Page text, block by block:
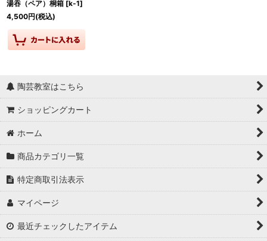
湯吞（ペア）桐箱 [k-1]
4,500円(税込)
陶芸教室はこちら
ショッピングカート
ホーム
商品カテゴリ一覧
特定商取引法表示
マイページ
最近チェックしたアイテム